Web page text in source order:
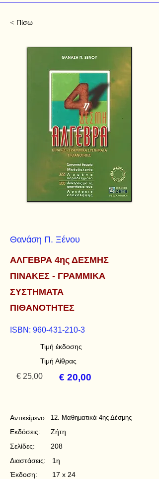
< Πίσω
Θανάση Π. Ξένου
ΑΛΓΕΒΡΑ 4ης ΔΕΣΜΗΣ
ΠΙΝΑΚΕΣ - ΓΡΑΜΜΙΚΑ
ΣΥΣΤΗΜΑΤΑ
ΠΙΘΑΝΟΤΗΤΕΣ
ISBN: 960-431-210-3
Τιμή έκδοσης
Τιμή Αίθρας
€ 25,00 € 20,00
Αντικείμενο:
Εκδόσεις:
Σελίδες:
12. Μαθηματικά 4ης Δέσμης
Ζήτη
208
Διαστάσεις:
Έκδοση:
1η
17 x 24